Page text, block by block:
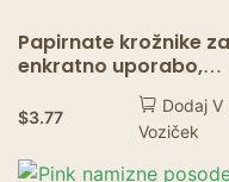
Papirnate krožnike za
enkratno uporabo,
plošče za
papirja, zelenjavne
krožnike, plošče za
papir iz lesa zrn,
$3.77
Dodaj V
Voziček